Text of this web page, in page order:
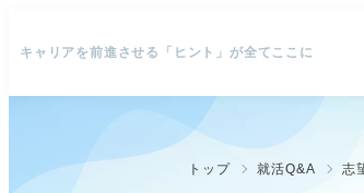
キャリアを前進させる「ヒント」が全てここに
トップ 就活Q&A 志